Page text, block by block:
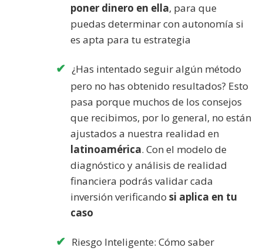
poner dinero en ella, para que
puedas determinar con autonomía si
es apta para tu estrategia
¿Has intentado seguir algún método
pero no has obtenido resultados? Esto
pasa porque muchos de los consejos
que recibimos, por lo general, no están
ajustados a nuestra realidad en
latinoamérica. Con el modelo de
diagnóstico y análisis de realidad
financiera podrás validar cada
inversión verificando si aplica en tu
caso
Riesgo Inteligente: Cómo saber